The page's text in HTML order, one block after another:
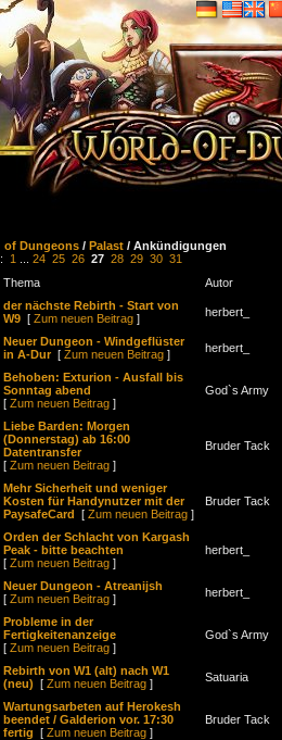
of Dungeons / Palast / Ankündigungen
1 24 25 26 27 28 29 30 31
Thema
Autor
der nächste Rebirth - Start von
W9 [ Zum neuen Beitrag ] herbert_
Neuer Dungeon - Windgeflüster
in A-Dur [ Zum neuen Beitrag ] herbert_
Behoben: Exturion - Ausfall bis
Sonntag abend
[ Zum neuen Beitrag ]
God`s Army
Liebe Barden: Morgen
(Donnerstag) ab 16:00
Datentransfer
[ Zum neuen Beitrag ]
Bruder Tack
Mehr Sicherheit und weniger
Kosten für Handynutzer mit der
PaysafeCard [ Zum neuen Beitrag ]
Bruder Tack
Orden der Schlacht von Kargash
Peak - bitte beachten
[ Zum neuen Beitrag ]
herbert_
Neuer Dungeon - Atreanijsh
[ Zum neuen Beitrag ] herbert_
Probleme in der
Fertigkeitenanzeige
[ Zum neuen Beitrag ]
God`s Army
Rebirth von W1 (alt) nach W1
(neu) [ Zum neuen Beitrag ] Satuaria
Wartungsarbeten auf Herokesh
beendet / Galderion vor. 17:30
fertig [ Zum neuen Beitrag ]
Bruder Tack